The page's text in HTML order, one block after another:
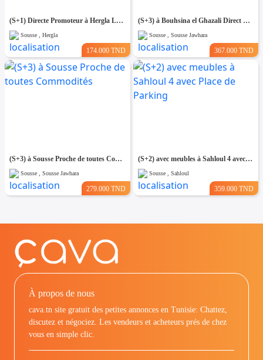
(S+1) Directe Promoteur à Hergla Lotissement AFH
Sousse , Hergla
174.000 TND
(S+3) à Bouhsina el Ghazali Direct Promoteur
Sousse , Sousse Jawhara
367.000 TND
(S+3) à Sousse Proche de toutes Commodités
Sousse , Sousse Jawhara
279.000 TND
(S+2) avec meubles à Sahloul 4 avec Place de Parking
Sousse , Sahloul
359.000 TND
À propos de nous
cava.tn site gratuit des petites annonces en Tunisie: Chattez,
discutez et négociez. Les vendeurs et acheteurs prés de chez
vous en simple clic.